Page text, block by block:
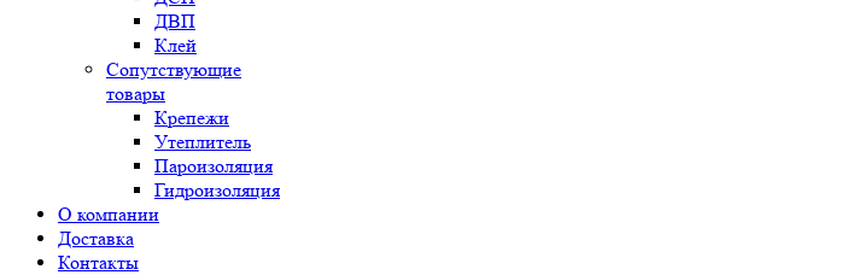
ДВП
Клей
Сопутствующие
товары
Крепежи
Утеплитель
Пароизоляция
Гидроизоляция
О компании
Доставка
Контакты